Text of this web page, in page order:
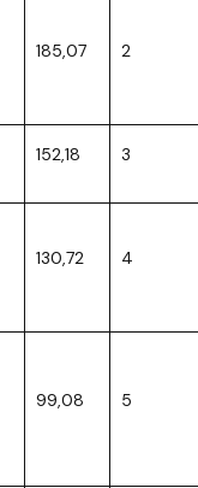
185,07 2
152,18 3
130,72 4
99,08 5